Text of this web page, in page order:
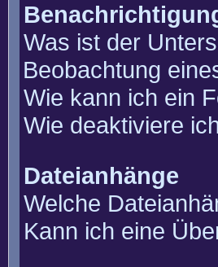
Was ist der
Beobachtung
Wie kann ich ein
Wie deaktiviere
Dateianhänge
Welche
Kann ich eine